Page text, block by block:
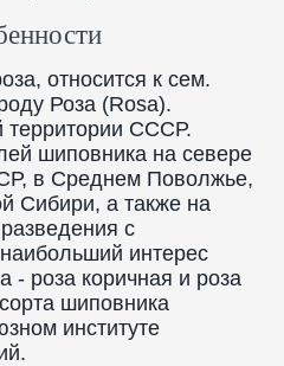
относится к сем.
Роза (Rosa).
территории СССР.
шиповника на севере
в Среднем Поволжье,
Сибири, а также на
с
интерес
- роза коричная и роза
шиповника
институте